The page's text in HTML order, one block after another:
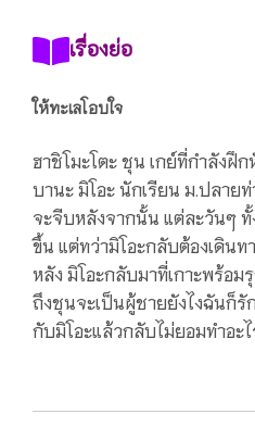
เรื่องย่อ
ให้ทะเลโอบใจ
ฮาชิโมะโตะ ชุน เกย์ที่กำลังฝึ
บานะ มิโอะ นักเรียน ม.ปลายท่
จะจีบหลังจากนั้น แต่ละวันๆ
ขึ้น แต่ทว่ามิโอะกลับต้องเดินท
หลัง มิโอะกลับมาที่เกาะพร้อ
ถึงชุนจะเป็นผู้ชายยังไงฉันก็
กับมิโอะแล้วกลับไม่ยอมทำอะไ